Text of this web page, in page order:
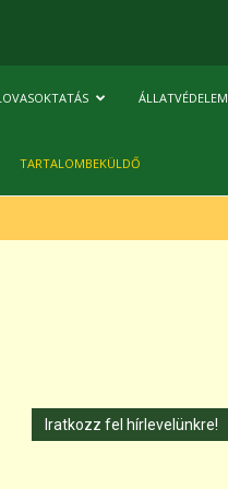
ÁLLATVÉDELEM
TARTALOMBEKÜLDŐ
Iratkozz fel hírlevelünkre!